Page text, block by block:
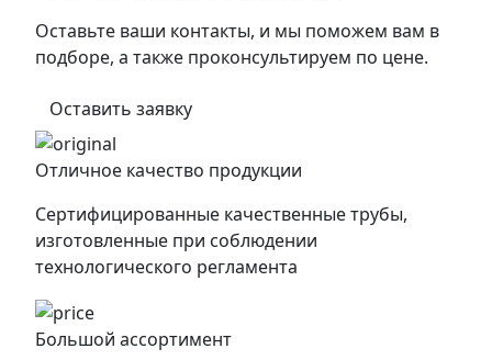
Оставьте ваши контакты, и мы поможем вам в
подборе, а также проконсультируем по цене.
Оставить заявку
Отличное качество продукции
Сертифицированные качественные трубы,
изготовленные при соблюдении
технологического регламента
Большой ассортимент